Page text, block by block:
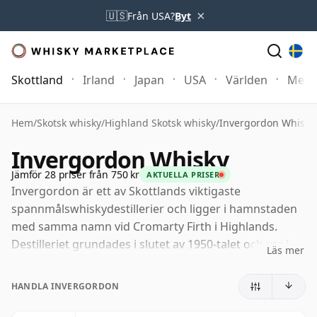
🇺🇸Från USA?Byt ×
Skottland Irland Japan USA Världen Mer
Hem/Skotsk whisky/Highland Skotsk whisky/Invergordon Whisky
Invergordon Whisky
Jämför 28 priser från 750 kr AKTUELLA PRISER
Invergordon är ett av Skottlands viktigaste
spannmålswhiskydestillerier och ligger i hamnstaden
med samma namn vid Cromarty Firth i Highlands.
Destilleriet grundades i slutet av 1950-talet och var i
att producera skotsk spannmålswhisky i stor skala,
Läs mer
HANDLA INVERGORDON